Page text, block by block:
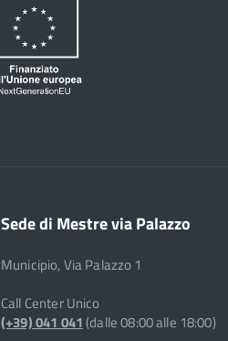
Sede di Mestre via Palazzo
Municipio, Via Palazzo 1
Call Center Unico
(+39) 041 041(dalle 08:00 alle 18:00)